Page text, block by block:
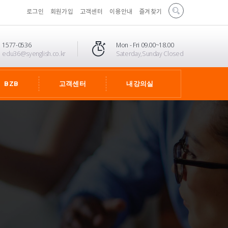
로그인 회원가입 고객센터 이용안내 즐겨찾기
1577-0536
edu36@syenglish.co.kr
Mon - Fri 09.00~18.00
Saterday,Sunday Closed
BZB 고객센터 내강의실